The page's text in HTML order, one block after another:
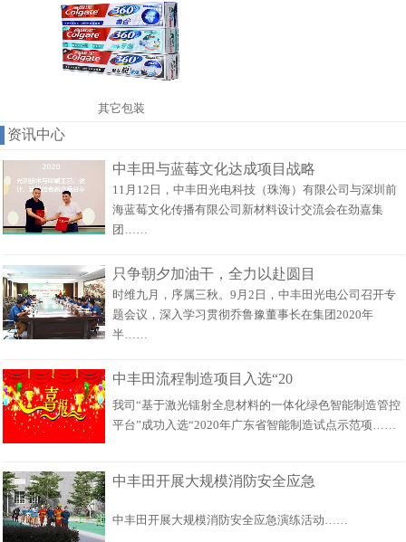
其它包装
资讯中心
中丰田与蓝莓文化达成项目战略
11月12日，中丰田光电科技（珠海）有限公司与深圳前
海蓝莓文化传播有限公司新材料设计交流会在劲嘉集
团……
只争朝夕加油干，全力以赴圆目
时维九月，序属三秋。9月2日，中丰田光电公司召开专
题会议，深入学习贯彻乔鲁豫董事长在集团2020年
半……
中丰田流程制造项目入选“20
我司“基于激光镭射全息材料的一体化绿色智能制造管控
平台”成功入选“2020年广东省智能制造试点示范项……
中丰田开展大规模消防安全应急
中丰田开展大规模消防安全应急演练活动……